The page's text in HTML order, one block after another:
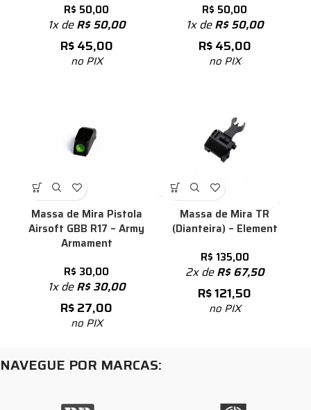
R$ 50,00
1x deR$50,00
R$45,00
no PIX
R$ 50,00
1x deR$50,00
R$45,00
no PIX
Massa de Mira Pistola
Airsoft GBB R17 – Army
Armament
R$ 30,00
1x deR$30,00
R$27,00
no PIX
Massa de Mira TR
(Dianteira) – Element
R$ 135,00
2x deR$67,50
R$121,50
no PIX
NAVEGUE POR MARCAS: